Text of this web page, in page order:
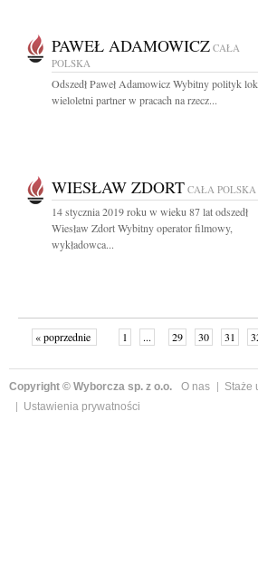
PAWEŁ ADAMOWICZ CAŁA
POLSKA
Odszedł Paweł Adamowicz Wybitny polityk
wieloletni partner w pracach na rzecz...
WIESŁAW ZDORT CAŁA POLSKA
14 stycznia 2019 roku w wieku 87 lat odszedł
Wiesław Zdort Wybitny operator filmowy,
wykładowca...
« poprzednie 1 ... 29 30 31
Copyright © Wyborcza sp. z o.o. O nas Staże
Ustawienia prywatności